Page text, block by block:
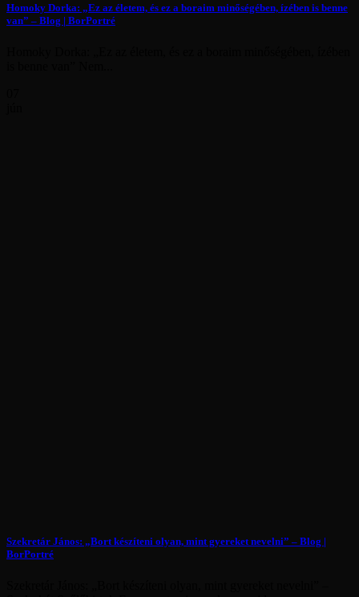
Homoky Dorka: „Ez az életem, és ez a boraim minőségében, ízében is benne
van” – Blog | BorPortré
Szekretár János: „Bort készíteni olyan, mint gyereket nevelni” – Blog |
BorPortré